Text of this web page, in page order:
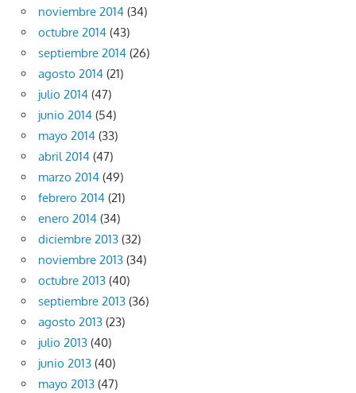
noviembre 2014 (34)
octubre 2014 (43)
septiembre 2014 (26)
agosto 2014 (21)
julio 2014 (47)
junio 2014 (54)
mayo 2014 (33)
abril 2014 (47)
marzo 2014 (49)
febrero 2014 (21)
enero 2014 (34)
diciembre 2013 (32)
noviembre 2013 (34)
octubre 2013 (40)
septiembre 2013 (36)
agosto 2013 (23)
julio 2013 (40)
junio 2013 (40)
mayo 2013 (47)